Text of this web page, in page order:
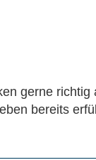
gerne richtig
bereits